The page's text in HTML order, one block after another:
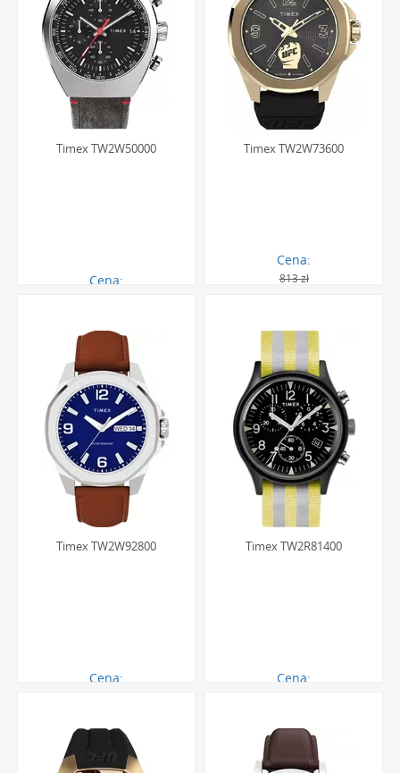
Timex TW2W50000
Cena:
Timex TW2W73600
Cena:
813 zł
Timex TW2W92800
Cena:
Timex TW2R81400
Cena: